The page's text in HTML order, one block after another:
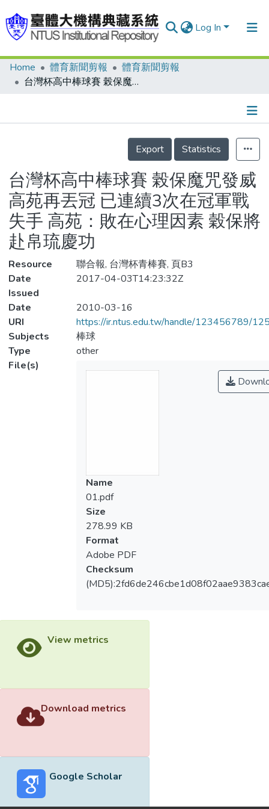
Log In
Communities & Collections
Statistics
Home 體育新聞剪報
體育新聞剪報
台灣杯高中棒球賽 榖保魔咒發威 高苑再丟冠 已連續3次在冠軍戰失手 高苑：敗在心理因素 穀保將赴帛琉慶功
Details
Export
Statistics
台灣杯高中棒球賽 榖保魔咒發威
高苑再丟冠 已連續3次在冠軍戰
失手 高苑：敗在心理因素 穀保將
赴帛琉慶功
Resource
聯合報, 台灣杯青棒賽, 頁B3
Date
Issued
2017-04-03T14:23:32Z
Date
2010-03-16
URI
https://ir.ntus.edu.tw/handle/123456789/
Subjects
棒球
Type
other
File(s)
Name
01.pdf
Size
278.99 KB
Format
Adobe PDF
Checksum
View metrics
Download metrics
Google Scholar